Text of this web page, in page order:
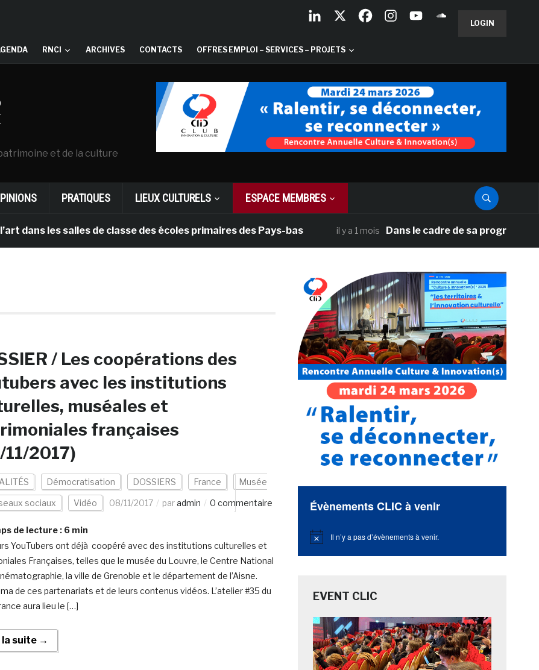
LOGIN
RNCI ARCHIVES CONTACTS OFFRES EMPLOI – SERVICES – PROJETS
et de la culture
PRATIQUES LIEUX CULTURELS ESPACE MEMBRES
les salles de classe des écoles primaires des Pays-bas il y a 1 mois Dans le cadre de sa programmation
/ Les coopérations des
avec les institutions
muséales et
françaises
2017)
Démocratisation DOSSIERS France Musée
sociaux Vidéo 08/11/2017 paradmin 0 commentaire
de lecture : 6 min
YouTubers ont déjà coopéré avec des institutions culturelles et
Françaises, telles que le musée du Louvre, le Centre National
la ville de Grenoble et le département de l’Aisne.
de ces partenariats et de leurs contenus vidéos. L’atelier #35 du
aura lieu le […]
la suite →
Évènements CLIC à venir
Notice Il n’y a pas d’évènements à venir.
EVENT CLIC